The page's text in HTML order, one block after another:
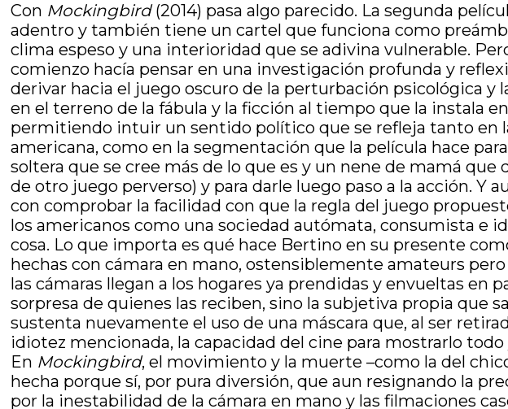
Con Mockingbird(2014) pasa algo parecido. La segunda
adentro y también tiene un cartel que funciona como
clima espeso y una interioridad que se adivina vulnerable.
comienzo hacía pensar en una investigación profunda y
derivar hacia el juego oscuro de la perturbación psicológica y
en el terreno de la fábula y la ficción al tiempo que la instala
permitiendo intuir un sentido político que se refleja tanto en
americana, como en la segmentación que la película hace
soltera que se cree más de lo que es y un nene de mamá
de otro juego perverso) y para darle luego paso a la acción.
con comprobar la facilidad con que la regla del juego
los americanos como una sociedad autómata, consumista e
cosa. Lo que importa es qué hace Bertino en su presente
hechas con cámara en mano, ostensiblemente amateurs
las cámaras llegan a los hogares ya prendidas y envueltas en
sorpresa de quienes las reciben, sino la subjetiva propia que
sustenta nuevamente el uso de una máscara que, al ser
idiotez mencionada, la capacidad del cine para mostrarlo
En Mockingbird, el movimiento y la muerte –como la del
hecha porque sí, por pura diversión, que aun resignando la
por la inestabilidad de la cámara en mano y las filmaciones